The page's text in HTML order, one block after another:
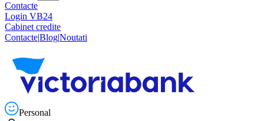
Contacte
Login VB24
Cabinet credite
Contacte|Blog|Noutati
Personal